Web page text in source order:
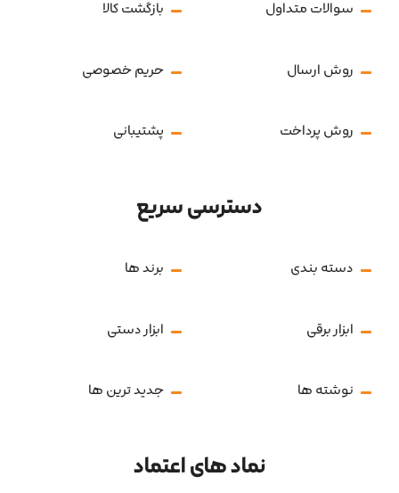
سوالات متداول بازگشت کالا
روش ارسال حریم خصوصی
روش پرداخت پشتیبانی
دسترسی سریع
دسته بندی برند ها
ابزار برقی ابزار دستی
نوشته ها جدید ترین ها
نماد های اعتماد